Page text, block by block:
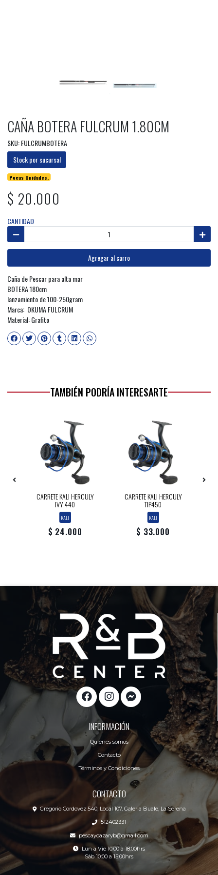
CAÑA BOTERA FULCRUM 1.80CM
SKU: FULCRUMBOTERA
Stock por sucursal
Pocas Unidades.
$ 20.000
CANTIDAD
Agregar al carro
Caña de Pescar para alta mar
BOTERA 180cm
lanzamiento de 100-250gram
Marca: OKUMA FULCRUM
Material: Grafito
TAMBIÉN PODRÍA INTERESARTE
CARRETE KALI HERCULY
IVY 440
KALI
$ 24.000
CARRETE KALI HERCULY
TIP450
KALI
$ 33.000
INFORMACIÓN
Quiénes somos
Contacto
Términos y Condiciones
CONTACTO
Gregorio Cordovez 540, Local 107, Galeria Buale, La Serena
512402331
pescaycazaryb@gmail.com
Lun a Vie 10:00 a 18:00hrs
Sáb 10:00 a 15:00hrs